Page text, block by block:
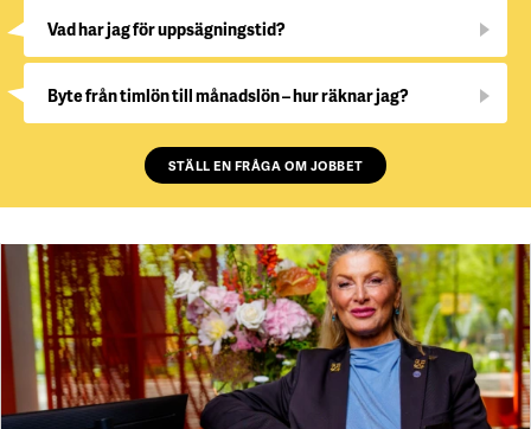
Vad har jag för uppsägningstid?
Byte från timlön till månadslön – hur räknar jag?
STÄLL EN FRÅGA OM JOBBET